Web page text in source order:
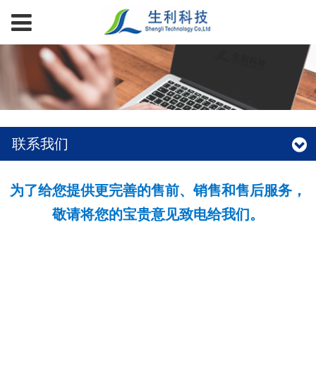
联系我们
为了给您提供更完善的售前、销售和售后服务，
敬请将您的宝贵意见致电给我们。